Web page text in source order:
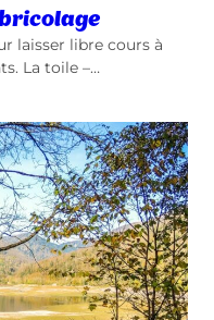
laisser libre cours à
La toile –…